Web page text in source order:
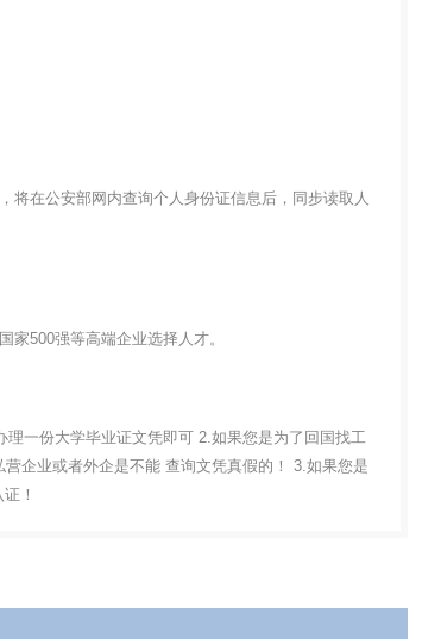
将在公安部网内查询个人身份证信息后，同步读取人
家500强等高端企业选择人才。
一份大学毕业证文凭即可 2.如果您是为了回国找工
企业或者外企是不能 查询文凭真假的！ 3.如果您是
！